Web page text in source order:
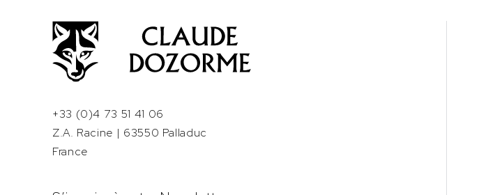
+33 (0)4 73 51 41 06
Z.A. Racine | 63550 Palladuc
France